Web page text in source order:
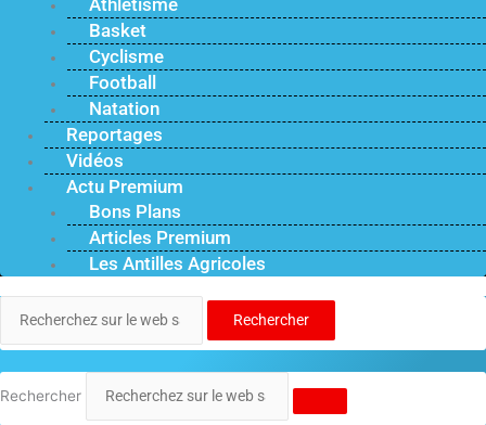
Basket
Cyclisme
Football
Natation
Reportages
Vidéos
Actu Premium
Bons Plans
Articles Premium
Les Antilles Agricoles
Rechercher
Rechercher